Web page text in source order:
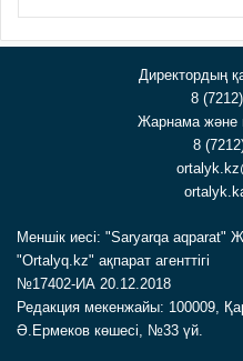
Директордың
8
Жарнама және
8
Меншік иесі: "Saryarqa aqparat"
"Ortalyq.kz" ақпарат агенттігі
№17402-ИА 20.12.2018
Редакция мекенжайы: 100009,
Ә.Ермеков көшесі, №33 үй.